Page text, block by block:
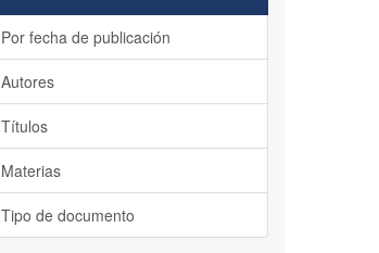
Por fecha de publicación
Autores
Títulos
Materias
Tipo de documento